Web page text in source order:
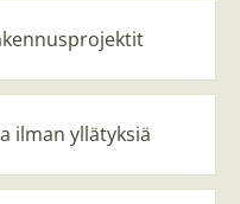
ilman yllätyksiä